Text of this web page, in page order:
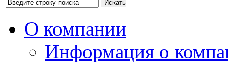
О компании
Информация о